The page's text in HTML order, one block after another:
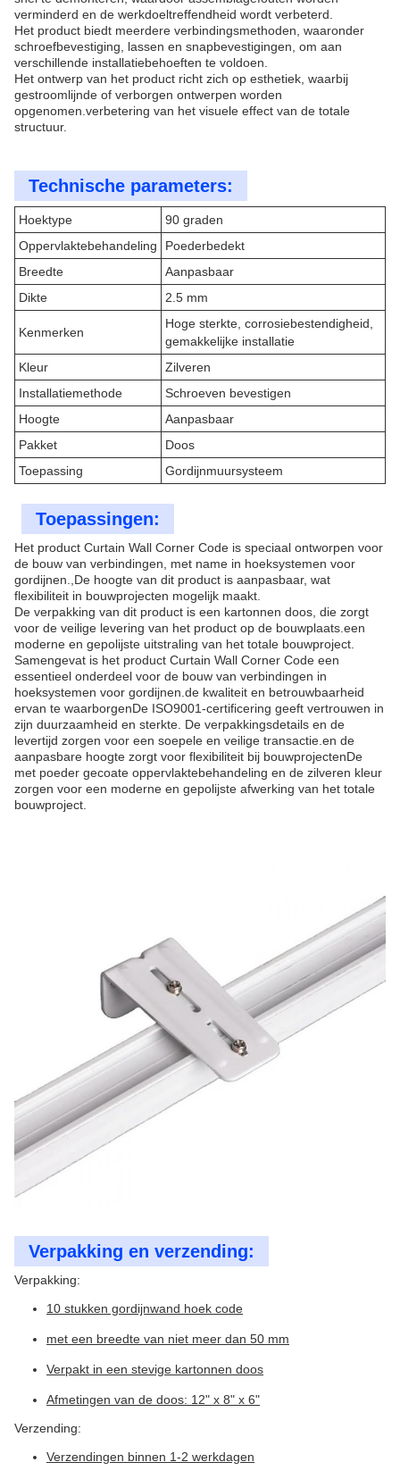
verminderd en de werkdoeltreffendheid wordt verbeterd.
Het product biedt meerdere verbindingsmethoden, waaronder
schroefbevestiging, lassen en snapbevestigingen, om aan
verschillende installatiebehoeften te voldoen.
Het ontwerp van het product richt zich op esthetiek, waarbij
gestroomlijnde of verborgen ontwerpen worden
opgenomen.verbetering van het visuele effect van de totale
structuur.
Technische parameters:
Hoektype
90 graden
Oppervlaktebehandeling
Poederbedekt
Breedte
Aanpasbaar
Dikte
2.5 mm
Kenmerken
Hoge sterkte, corrosiebestendigheid,
gemakkelijke installatie
Kleur
Zilveren
Installatiemethode
Schroeven bevestigen
Hoogte
Aanpasbaar
Pakket
Doos
Toepassing
Gordijnmuursysteem
Toepassingen:
Het product Curtain Wall Corner Code is speciaal ontworpen voor
de bouw van verbindingen, met name in hoeksystemen voor
gordijnen.,De hoogte van dit product is aanpasbaar, wat
flexibiliteit in bouwprojecten mogelijk maakt.
De verpakking van dit product is een kartonnen doos, die zorgt
voor de veilige levering van het product op de bouwplaats.een
moderne en gepolijste uitstraling van het totale bouwproject.
Samengevat is het product Curtain Wall Corner Code een
essentieel onderdeel voor de bouw van verbindingen in
hoeksystemen voor gordijnen.de kwaliteit en betrouwbaarheid
ervan te waarborgenDe ISO9001-certificering geeft vertrouwen in
zijn duurzaamheid en sterkte. De verpakkingsdetails en de
levertijd zorgen voor een soepele en veilige transactie.en de
aanpasbare hoogte zorgt voor flexibiliteit bij bouwprojectenDe
met poeder gecoate oppervlaktebehandeling en de zilveren kleur
zorgen voor een moderne en gepolijste afwerking van het totale
bouwproject.
Verpakking en verzending:
Verpakking:
10 stukken gordijnwand hoek code
met een breedte van niet meer dan 50 mm
Verpakt in een stevige kartonnen doos
Afmetingen van de doos: 12" x 8" x 6"
Verzending:
Verzendingen binnen 1-2 werkdagen